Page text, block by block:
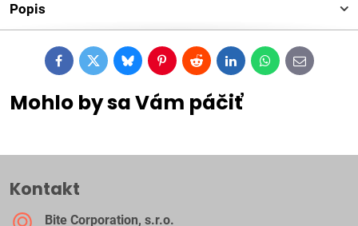
Popis
FacebookTwitterBlueskyPinterestRedditLinkedInWhatsApp
E-
mail
Mohlo by sa Vám páčiť
Kontakt
Bite Corporation, s​.r​.o​.